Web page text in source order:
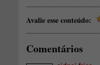
Avalie esse conteúdo:
Comentários